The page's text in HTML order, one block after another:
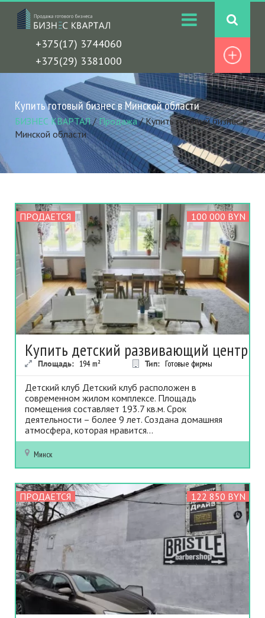
+375(17) 3744060
+375(29) 3381000
Купить готовый бизнес в Минской области
БИЗНЕС КВАРТАЛ/Продажа/Купить готовый бизнес в
Минской области
ПРОДАЕТСЯ 100 000 BYN
Купить детский развивающий центр
Площадь: 194 m² Тип: Готовые фирмы
Детский клуб Детский клуб расположен в
современном жилом комплексе. Площадь
помещения составляет 193.7 кв.м. Срок
деятельности – более 9 лет. Создана домашняя
атмосфера, которая нравится...
Минск
ПРОДАЕТСЯ 122 850 BYN